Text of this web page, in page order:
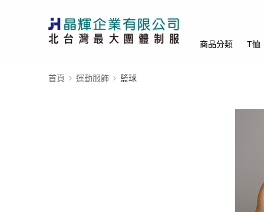
商品分類 T恤
首頁 運動服飾 籃球